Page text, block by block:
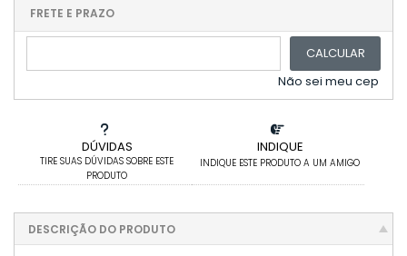
DÚVIDAS
TIRE SUAS DÚVIDAS SOBRE ESTE
PRODUTO
INDIQUE
INDIQUE ESTE PRODUTO A UM AMIGO
2x sem juros de R$ 794,98
3x sem juros de R$ 529,98
5x sem juros de R$ 317,99
.
.
FRETE E PRAZO
CALCULAR
Não sei meu cep
DESCRIÇÃO DO PRODUTO